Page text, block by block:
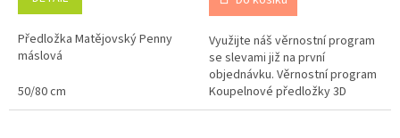
Předložka Matějovský Penny
máslová
50/80 cm
Využijte náš věrnostní program
se slevami již na první
objednávku. Věrnostní program
Koupelnové předložky 3D
okouzlí svým fototiskem,